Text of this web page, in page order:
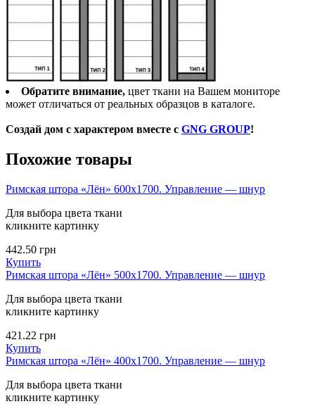
Обратите внимание, цвет ткани на Вашем мониторе
может отличаться от реальных образцов в каталоге.
Создай дом с характером вместе с GNG GROUP!
Похожие товары
Римская штора «Лён» 600х1700. Управление — шнур
Для выбора цвета ткани
кликните картинку
442.50 грн
Купить
Римская штора «Лён» 500х1700. Управление — шнур
Для выбора цвета ткани
кликните картинку
421.22 грн
Купить
Римская штора «Лён» 400х1700. Управление — шнур
Для выбора цвета ткани
кликните картинку